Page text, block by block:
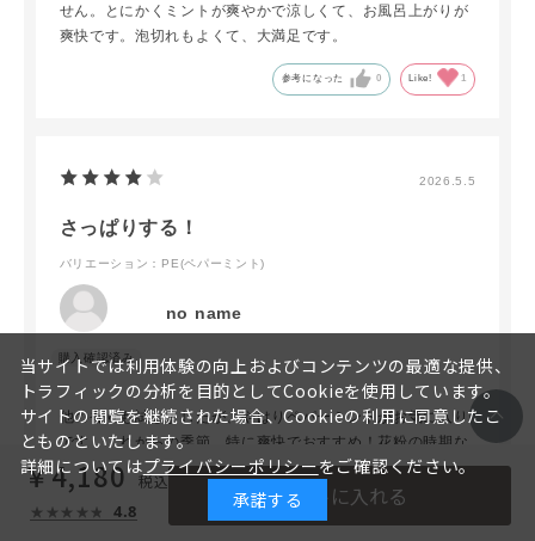
せん。とにかくミントが爽やかで涼しくて、お風呂上がりが
爽快です。泡切れもよくて、大満足です。
参考になった 0 Like! 1
2026.5.5
さっぱりする！
バリエーション：PE(ペパーミント)
no name
他の香りも試しましたが、やはりペパーミントがお気に入り
です。これからの季節、特に爽快でおすすめ！花粉の時期な
どで、頭がムズムズしてリフレッシュしたい時にもスッキリ
します。
詰め替えレフィルがあると尚いいです。
￥4,180
4.8
カートに入れる
当サイトでは利用体験の向上およびコンテンツの最適な提供、
トラフィックの分析を目的としてCookieを使用しています。
サイトの閲覧を継続された場合、Cookieの利用に同意したこ
とものといたします。
詳細についてはプライバシーポリシーをご確認ください。
承諾する